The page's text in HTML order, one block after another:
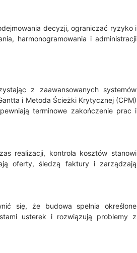
decyzji, ograniczać ryzyko i
harmonogramowania i administracji
z zaawansowanych systemów
i Metoda Ścieżki Krytycznej (CPM)
terminowe zakończenie prac i
realizacji, kontrola kosztów stanowi
oferty, śledzą faktury i zarządzają
się, że budowa spełnia określone
usterek i rozwiązują problemy z